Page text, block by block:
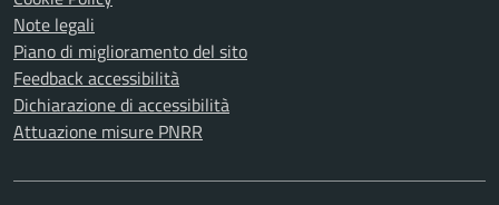
Note legali
Piano di miglioramento del sito
Feedback accessibilità
Dichiarazione di accessibilità
Attuazione misure PNRR